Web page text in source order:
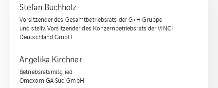
Stefan Buchholz
Vorsitzender des Gesamtbetriebsrats der G+H Gruppe
und stellv. Vorsitzender des Konzernbetriebsrats der VINCI
Deutschland GmbH
Angelika Kirchner
Betriebsratsmitglied
Omexom GA Süd GmbH